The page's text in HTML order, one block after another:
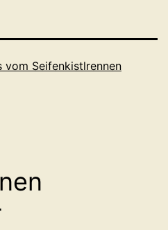
vom Seifenkistlrennen